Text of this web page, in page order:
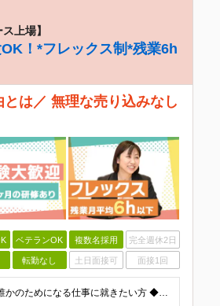
上場】
！*フレックス制*残業6h
は／ 無理な売り込みなし
ベテランOK 複数名採用 完全週休2日
転勤なし 土日面接可 面接1回
★学歴不問 ★未経験OK 【こんな方はぜひご応募を！】 ◆誰かのためになる仕事に就きたい方 ◆人に寄り添い、相手の心を大切にできる方 ◆保険の知識を身につけて、長く働きたい方 ◆人と話すのが好きで、